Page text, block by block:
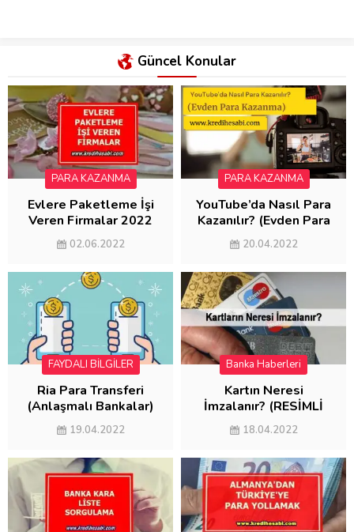
Güncel Konular
PARA KAZANMA
Evlere Paketleme İşi
Veren Firmalar 2022
(AYDA 5000 KAZAN)
02.06.2022
PARA KAZANMA
YouTube’da Nasıl Para
Kazanılır? (Evden Para
Kazanma)
20.04.2022
FAYDALI BİLGİLER
Ria Para Transferi
(Anlaşmalı Bankalar)
19.04.2022
Banka Haberleri
FAYDALI BİLGİLER
Kartın Neresi
İmzalanır? (RESİMLİ
ANLATIM)
18.04.2022